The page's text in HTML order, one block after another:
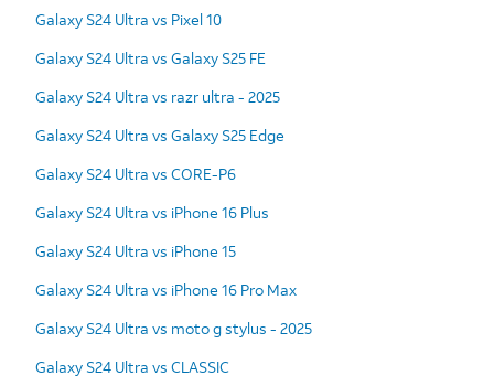
Galaxy S24 Ultra vs Pixel 10
Galaxy S24 Ultra vs Galaxy S25 FE
Galaxy S24 Ultra vs razr ultra - 2025
Galaxy S24 Ultra vs Galaxy S25 Edge
Galaxy S24 Ultra vs CORE-P6
Galaxy S24 Ultra vs iPhone 16 Plus
Galaxy S24 Ultra vs iPhone 15
Galaxy S24 Ultra vs iPhone 16 Pro Max
Galaxy S24 Ultra vs moto g stylus - 2025
Galaxy S24 Ultra vs CLASSIC